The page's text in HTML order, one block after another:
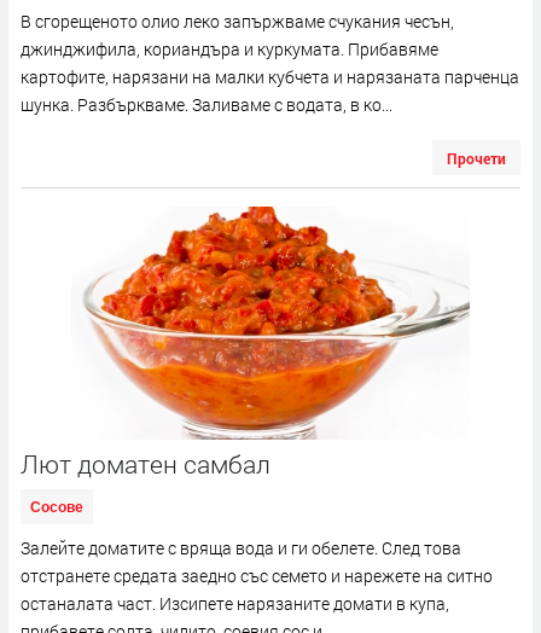
В сгорещеното олио леко запържваме счукания чесън,
джинджифила, кориандъра и куркумата. Прибавяме
картофите, нарязани на малки кубчета и нарязаната парченца
шунка. Разбъркваме. Заливаме с водата, в ко...
Прочети
Лют доматен самбал
Сосове
Залейте доматите с вряща вода и ги обелете. След това
отстранете средата заедно със семето и нарежете на ситно
останалата част. Изсипете нарязаните домати в купа,